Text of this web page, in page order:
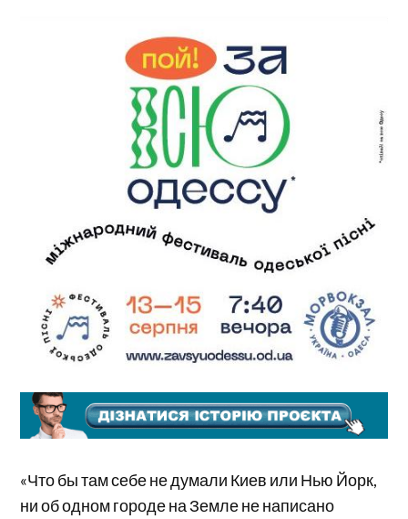
«Что бы там себе не думали Киев или Нью Йорк,
ни об одном городе на Земле не написано